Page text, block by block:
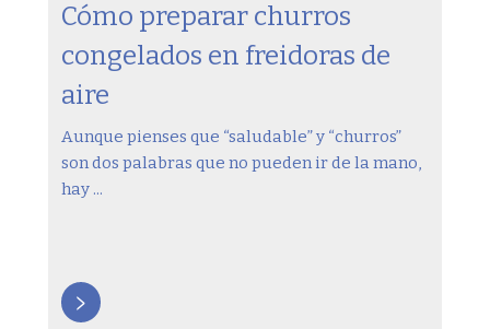
Cómo preparar churros
congelados en freidoras de
aire
Aunque pienses que “saludable” y “churros”
son dos palabras que no pueden ir de la mano,
hay ...
>